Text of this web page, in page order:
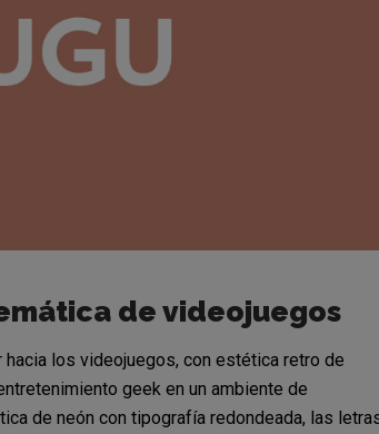
de videojuegos
los videojuegos, con estética retro de
geek en un ambiente de
de neón con tipografía redondeada, las